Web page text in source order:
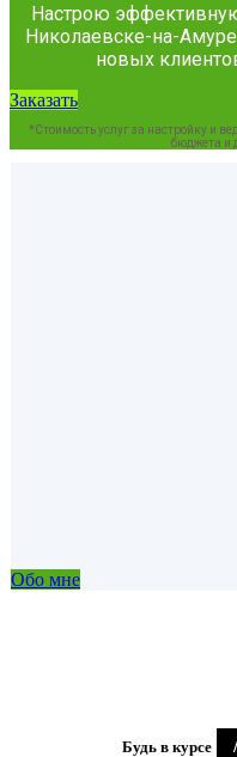
Настрою
Николаевске-на-
новых
Заказать
*Стоимость услуг за настройку и
бюджета и
Обо мне
Будь в курсе